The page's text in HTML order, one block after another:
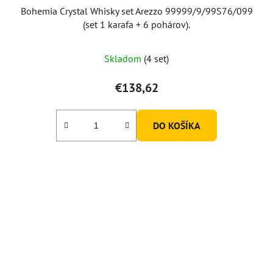
Bohemia Crystal Whisky set Arezzo 99999/9/99S76/099
(set 1 karafa + 6 pohárov).
Skladom (4 set)
€138,62
DO KOŠÍKA